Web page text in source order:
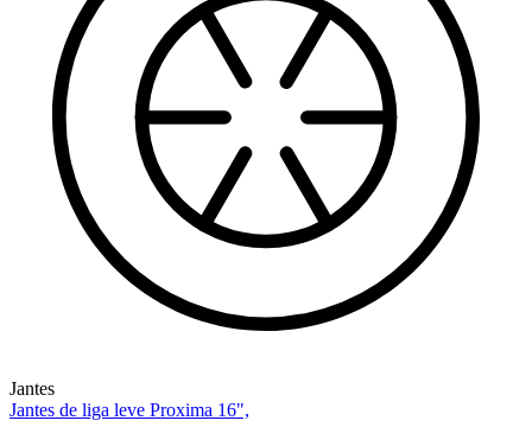
Jantes
Jantes de liga leve Proxima 16",